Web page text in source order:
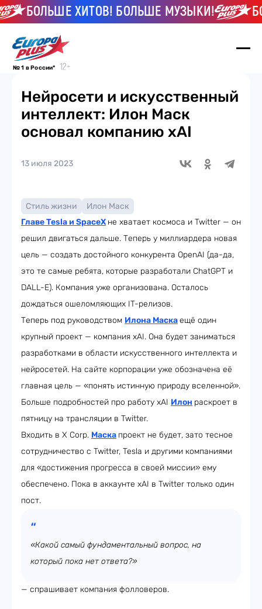
БОЛЬШЕ ХИТОВ! БОЛЬШЕ МУЗЫКИ!
№ 1 в России*
Нейросети и искусственный
интеллект: Илон Маск
основал компанию xAI
13 июля 2023
Стиль жизни
Илон Маск
Главе Tesla и SpaceX не хватает космоса и Twitter — он
решил двигаться дальше. Теперь у миллиардера новая
цель — создать достойного конкурента OpenAI (да-да,
это те самые ребята, которые разработали ChatGPT и
DALL-E). Компания уже организована. Осталось
дождаться ошеломляющих IT-релизов.
Теперь под руководством Илона Маскаещё один
крупный проект — компания xAI. Она будет заниматься
разработками в области искусственного интеллекта и
нейросетей. На сайте корпорации уже обозначена её
главная цель — «понять истинную природу вселенной».
Больше подробностей про работу xAI Илон раскроет в
пятницу на трансляции в Twitter.
Входить в X Corp. Маска проект не будет, зато тесное
сотрудничество с Twitter, Tesla и другими компаниями
для «достижения прогресса в своей миссии» ему
обеспечено. Пока в аккаунте xAI в Twitter только один
пост.
«Какой самый фундаментальный вопрос, на
который пока нет ответа?»
— спрашивает компания фолловеров.